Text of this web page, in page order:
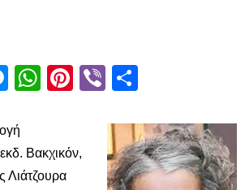
Messenger
WhatsApp
Pinterest
Viber
Βακχικόν,
Λιάτζουρα